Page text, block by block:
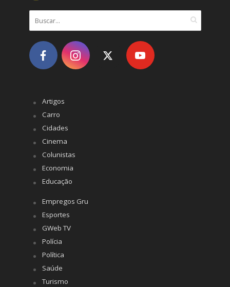
Artigos
Carro
Cidades
Cinema
Colunistas
Economia
Educação
Empregos Gru
Esportes
GWeb TV
Polícia
Política
Saúde
Turismo